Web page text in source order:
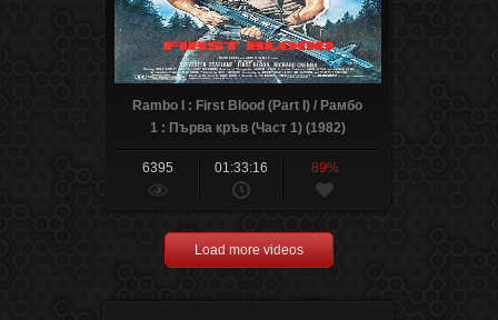
Rambo I : First Blood (Part I) / Рамбо
1 : Първа кръв (Част 1) (1982)
6395 01:33:16 89%
Load more videos